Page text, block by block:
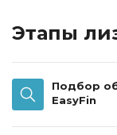
Этапы
Подбор
EasyFin